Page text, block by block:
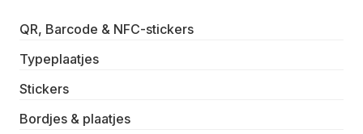
QR, Barcode & NFC-stickers
Typeplaatjes
Stickers
Bordjes & plaatjes